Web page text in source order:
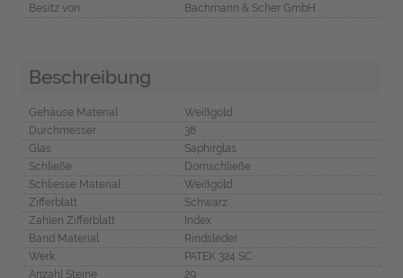
Besitz von
Bachmann & Scher GmbH
Beschreibung
Gehäuse Material
Weißgold
Durchmesser
38
Glas
Saphirglas
Schließe
Dornschließe
Schliesse Material
Weißgold
Zifferblatt
Schwarz
Zahlen Zifferblatt
Index
Band Material
Rindsleder
Werk
PATEK 324 SC
Anzahl Steine
29